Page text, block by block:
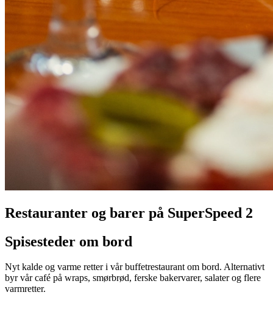
Restauranter og barer på SuperSpeed 2
Spisesteder om bord
Nyt kalde og varme retter i vår buffetrestaurant om bord. Alternativt
byr vår café på wraps, smørbrød, ferske bakervarer, salater og flere
varmretter.